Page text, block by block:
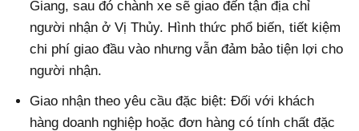
Giang, sau đó chành xe sẽ giao đến tận địa chỉ
người nhận ở Vị Thủy. Hình thức phổ biến, tiết kiệm
chi phí giao đầu vào nhưng vẫn đảm bảo tiện lợi cho
người nhận.
Giao nhận theo yêu cầu đặc biệt: Đối với khách
hàng doanh nghiệp hoặc đơn hàng có tính chất đặc